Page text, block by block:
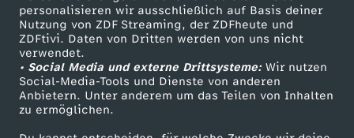
personalisieren wir ausschließlich auf Basis deiner
Nutzung von ZDF Streaming, der ZDFheute und
ZDFtivi. Daten von Dritten werden von uns nicht
verwendet.
• Social Media und externe Drittsysteme:Wir nutzen
Social-Media-Tools und Dienste von anderen
Anbietern. Unter anderem um das Teilen von Inhalten
zu ermöglichen.
N
G
?
L
ZDF Unternehmen
Karriere